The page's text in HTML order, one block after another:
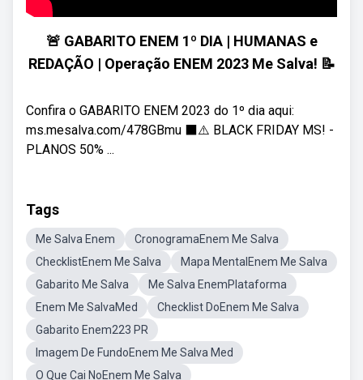
🚨 GABARITO ENEM 1º DIA | HUMANAS e
REDAÇÃO | Operação ENEM 2023 Me Salva! 📝
Confira o GABARITO ENEM 2023 do 1º dia aqui:
ms.mesalva.com/478GBmu ⬛⚠️ BLACK FRIDAY MS! -
PLANOS 50% ...
Tags
Me Salva Enem
CronogramaEnem Me Salva
ChecklistEnem Me Salva
Mapa MentalEnem Me Salva
Gabarito Me Salva
Me Salva EnemPlataforma
Enem Me SalvaMed
Checklist DoEnem Me Salva
Gabarito Enem223 PR
Imagem De FundoEnem Me Salva Med
O Que Cai NoEnem Me Salva